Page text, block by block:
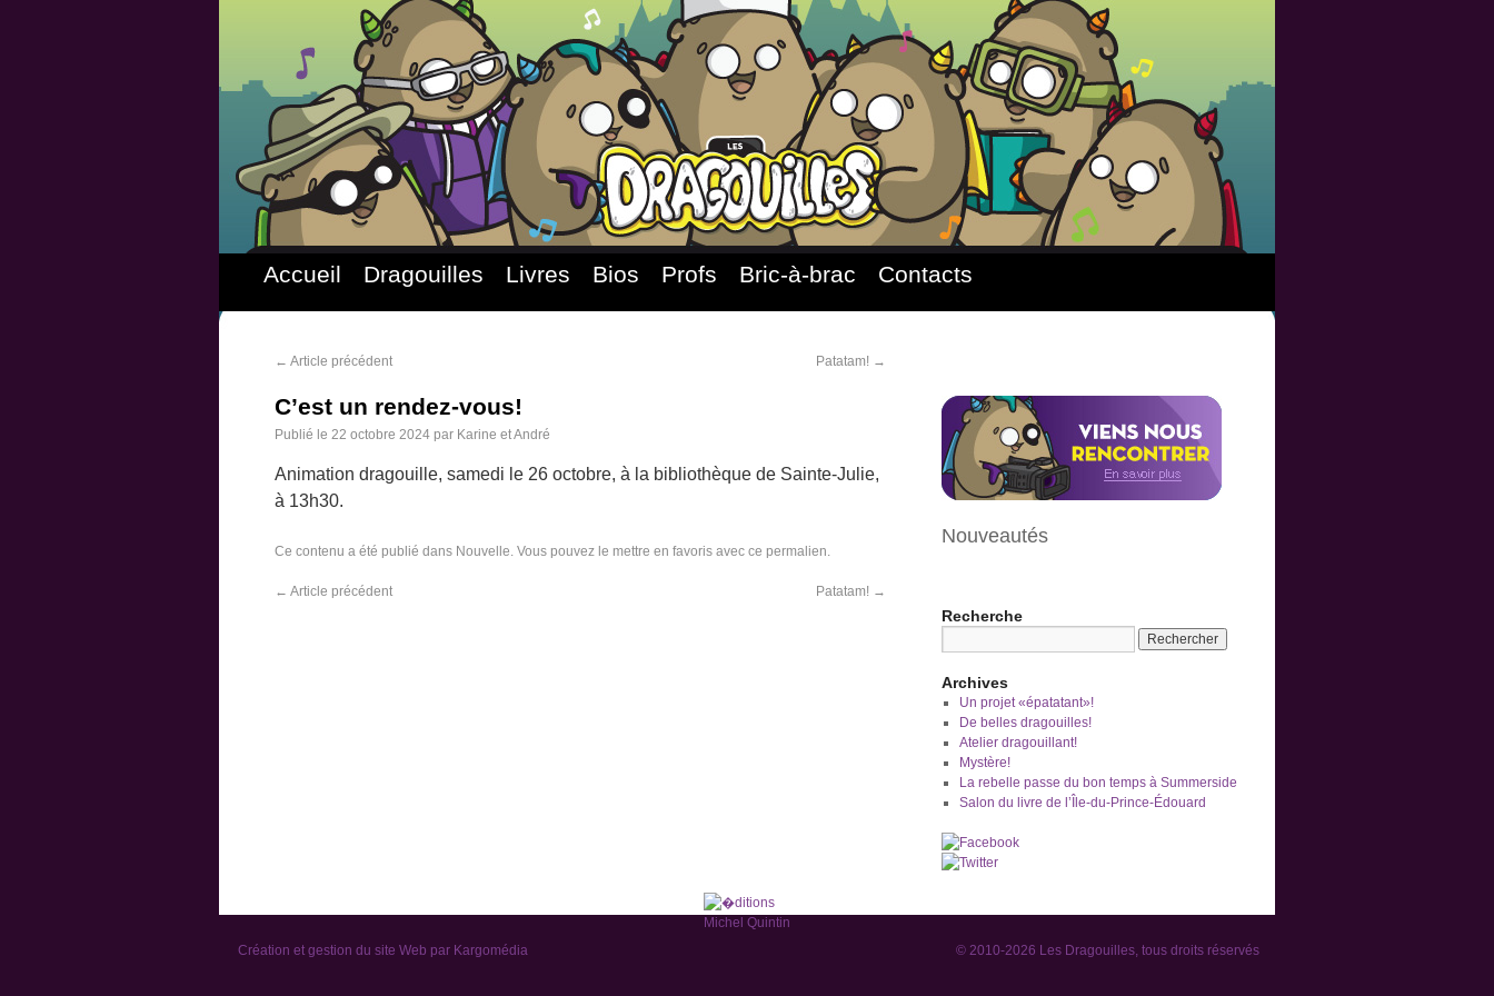
Accueil Dragouilles Livres Bios Profs Bric-à-brac Contacts
← Article précédent Patatam! →
C’est un rendez-vous!
Publié le 22 octobre 2024 par Karine et André
Animation dragouille, samedi le 26 octobre, à la bibliothèque de Sainte-Julie,
à 13h30.
Ce contenu a été publié dans Nouvelle. Vous pouvez le mettre en favoris avec ce permalien.
← Article précédent Patatam! →
Nouveautés
Recherche
Archives
Un projet «épatatant»!
De belles dragouilles!
Atelier dragouillant!
Mystère!
La rebelle passe du bon temps à Summerside
Salon du livre de l’Île-du-Prince-Édouard
Création et gestion du site Web par Kargomédia © 2010-2026 Les Dragouilles, tous droits réservés